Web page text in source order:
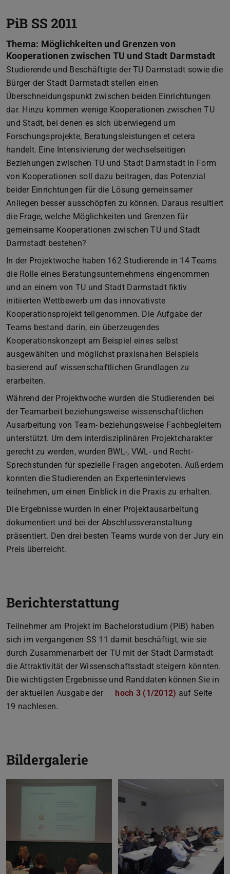
PiB SS 2011
Thema: Möglichkeiten und Grenzen von
Kooperationen zwischen TU und Stadt Darmstadt
Studierende und Beschäftigte der TU Darmstadt sowie die
Bürger der Stadt Darmstadt stellen einen
Überschneidungspunkt zwischen beiden Einrichtungen
dar. Hinzu kommen wenige Kooperationen zwischen TU
und Stadt, bei denen es sich überwiegend um
Forschungsprojekte, Beratungsleistungen et cetera
handelt. Eine Intensivierung der wechselseitigen
Beziehungen zwischen TU und Stadt Darmstadt in Form
von Kooperationen soll dazu beitragen, das Potenzial
beider Einrichtungen für die Lösung gemeinsamer
Anliegen besser ausschöpfen zu können. Daraus resultiert
die Frage, welche Möglichkeiten und Grenzen für
gemeinsame Kooperationen zwischen TU und Stadt
Darmstadt bestehen?
In der Projektwoche haben 162 Studierende in 14 Teams
die Rolle eines Beratungsunternehmens eingenommen
und an einem von TU und Stadt Darmstadt fiktiv
initiierten Wettbewerb um das innovativste
Kooperationsprojekt teilgenommen. Die Aufgabe der
Teams bestand darin, ein überzeugendes
Kooperationskonzept am Beispiel eines selbst
ausgewählten und möglichst praxisnahen Beispiels
basierend auf wissenschaftlichen Grundlagen zu
erarbeiten.
Während der Projektwoche wurden die Studierenden bei
der Teamarbeit beziehungsweise wissenschaftlichen
Ausarbeitung von Team- beziehungsweise Fachbegleitern
unterstützt. Um dem interdisziplinären Projektcharakter
gerecht zu werden, wurden BWL-, VWL- und Recht-
Sprechstunden für spezielle Fragen angeboten. Außerdem
konnten die Studierenden an Experteninterviews
teilnehmen, um einen Einblick in die Praxis zu erhalten.
Die Ergebnisse wurden in einer Projektausarbeitung
dokumentiert und bei der Abschlussveranstaltung
präsentiert. Den drei besten Teams wurde von der Jury ein
Preis überreicht.
Berichterstattung
Teilnehmer am Projekt im Bachelorstudium (PiB) haben
sich im vergangenen SS 11 damit beschäftigt, wie sie
durch Zusammenarbeit der TU mit der Stadt Darmstadt
die Attraktivität der Wissenschaftsstadt steigern könnten.
Die wichtigsten Ergebnisse und Randdaten können Sie in
der aktuellen Ausgabe der
hoch 3 (1/2012) (PDF-Datei)
(wird in
auf Seite
19 nachlesen.
Bildergalerie